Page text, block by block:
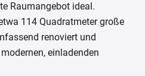
Raumangebot ideal.
114 Quadratmeter große
renoviert und
einladenden